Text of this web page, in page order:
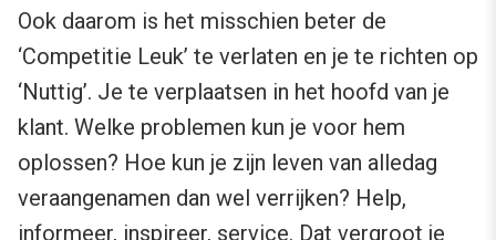
Ook daarom is het misschien beter de
‘Competitie Leuk’ te verlaten en je te richten op
‘Nuttig’. Je te verplaatsen in het hoofd van je
klant. Welke problemen kun je voor hem
oplossen? Hoe kun je zijn leven van alledag
veraangenamen dan wel verrijken? Help,
informeer, inspireer, service. Dat vergroot je